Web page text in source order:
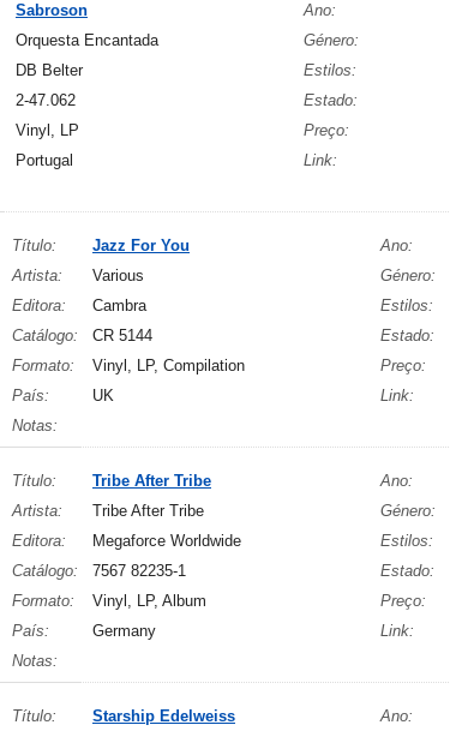
Sabroson Ano:
Orquesta Encantada Género:
DB Belter Estilos:
2-47.062 Estado:
Vinyl, LP Preço:
Portugal Link:
Título: Jazz For You Ano:
Artista:
Various Género:
Editora:
Cambra
Estilos:
Catálogo:
CR 5144 Estado:
Formato:
Vinyl, LP, Compilation Preço:
País:
UK Link:
Notas:
Título: Tribe After Tribe Ano:
Artista:
Tribe After Tribe Género:
Editora:
Megaforce Worldwide Estilos:
Catálogo:
7567 82235-1 Estado:
Formato:
Vinyl, LP, Album Preço:
País:
Germany Link:
Notas:
Título: Starship Edelweiss Ano: